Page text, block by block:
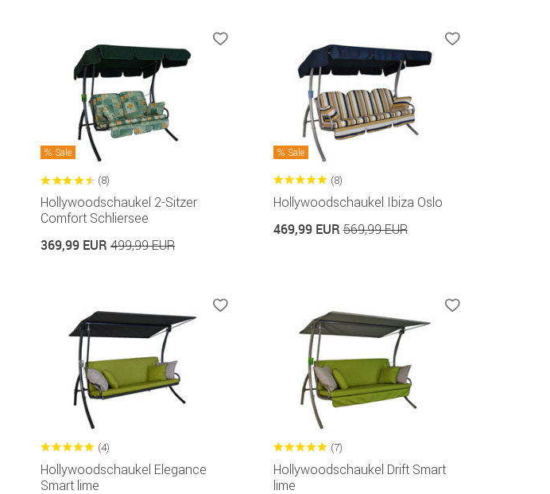
Sale
(8)
Hollywoodschaukel 2-Sitzer
Comfort Schliersee
369,99 EUR 499,99 EUR
Sale
(8)
Hollywoodschaukel Ibiza Oslo
469,99 EUR569,99 EUR
(4)
Hollywoodschaukel Elegance
Smart lime
(7)
Hollywoodschaukel Drift Smart
lime